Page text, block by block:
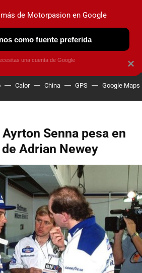
ELÉCTRICOS OBSERVATORIO
Calor China GPS Google Maps
Senna pesa en
Adrian Newey
×
de Motorpasion en Google
como fuente preferida
una cuenta de Google